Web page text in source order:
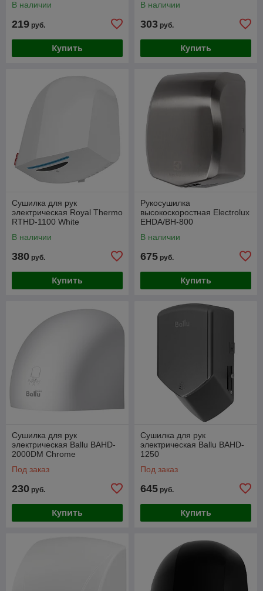
В наличии
219 руб.
Купить
В наличии
303 руб.
Купить
Сушилка для рук
электрическая Royal Thermo
RTHD-1100 White
В наличии
380 руб.
Купить
Рукосушилка
высокоскоростная Electrolux
EHDA/BH-800
В наличии
675 руб.
Купить
Сушилка для рук
электрическая Ballu BAHD-
2000DM Chrome
Под заказ
230 руб.
Купить
Сушилка для рук
электрическая Ballu BAHD-
1250
Под заказ
645 руб.
Купить